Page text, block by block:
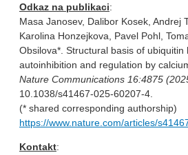
Odkaz na publikaci:
Masa Janosev, Dalibor Kosek, Andrej
Karolina Honzejkova, Pavel Pohl,
Obsilova*. Structural basis of ubiquitin
autoinhibition and regulation by
Nature Communications 16:4875
10.1038/s41467-025-60207-4.
(* shared corresponding authorship)
https://www.nature.com/articles/
Kontakt: